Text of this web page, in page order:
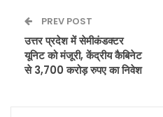
PREV POST
उत्तर प्रदेश में सेमीकंडक्टर
यूनिट को मंजूरी, केंद्रीय कैबिनेट
से 3,700 करोड़ रुपए का निवेश